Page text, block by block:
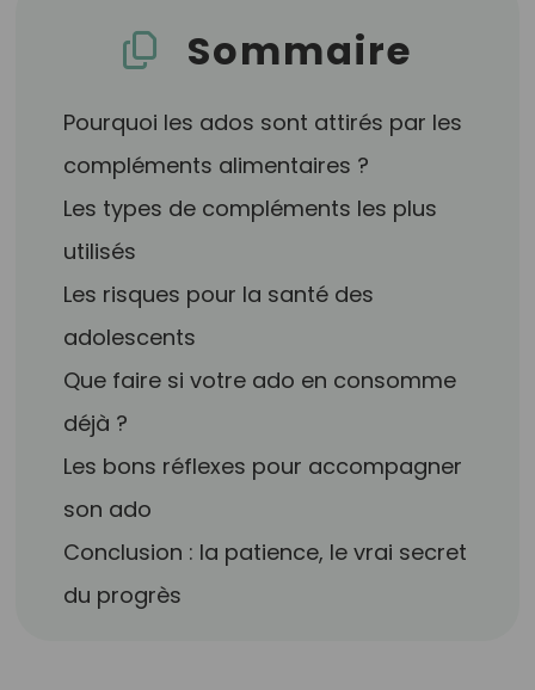
Sommaire
Pourquoi les ados sont attirés par les
compléments alimentaires ?
Les types de compléments les plus
utilisés
Les risques pour la santé des
adolescents
Que faire si votre ado en consomme
déjà ?
Les bons réflexes pour accompagner
son ado
Conclusion : la patience, le vrai secret
du progrès